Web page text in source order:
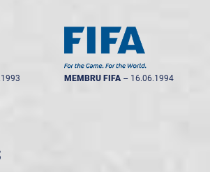
MEMBRU FIFA -- 16.06.1994